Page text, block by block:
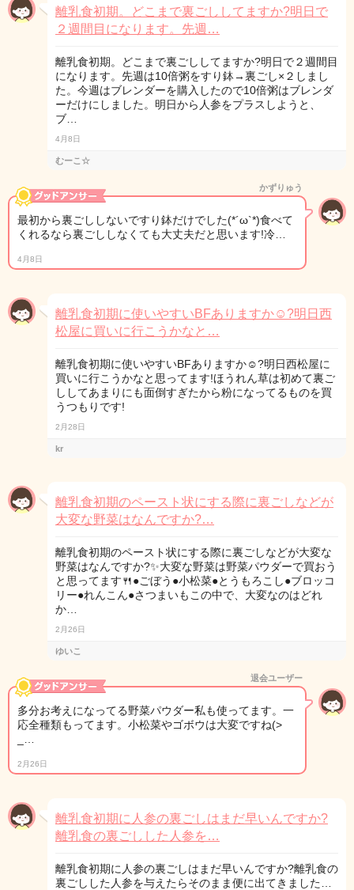
離乳食初期。どこまで裏ごししてますか?明日で
２週間目になります。先週…
離乳食初期。どこまで裏ごししてますか?明日で２週間目
になります。先週は10倍粥をすり鉢→裏ごし×２しまし
た。今週はブレンダーを購入したので10倍粥はブレンダ
ーだけにしました。明日から人参をプラスしようと、
ブ…
4月8日
むーこ☆
かずりゅう
最初から裏ごししないですり鉢だけでした(*´ω`*)食べて
くれるなら裏ごししなくても大丈夫だと思います!冷…
4月8日
離乳食初期に使いやすいBFありますか☺︎?明日西
松屋に買いに行こうかなと…
離乳食初期に使いやすいBFありますか☺︎?明日西松屋に
買いに行こうかなと思ってます!ほうれん草は初めて裏ご
ししてあまりにも面倒すぎたから粉になってるものを買
うつもりです!
2月28日
kr
離乳食初期のペースト状にする際に裏ごしなどが
大変な野菜はなんですか?…
離乳食初期のペースト状にする際に裏ごしなどが大変な
野菜はなんですか?✨大変な野菜は野菜パウダーで買おう
と思ってます🍴●ごぼう●小松菜●とうもろこし●ブロッコ
リー●れんこん●さつまいもこの中で、大変なのはどれ
か…
2月26日
ゆいこ
退会ユーザー
多分お考えになってる野菜パウダー私も使ってます。一
応全種類もってます。小松菜やゴボウは大変ですね(>
2月26日
離乳食初期に人参の裏ごしはまだ早いんですか?
離乳食の裏ごしした人参を…
離乳食初期に人参の裏ごしはまだ早いんですか?離乳食の
裏ごしした人参を与えたらそのまま便に出てきました…